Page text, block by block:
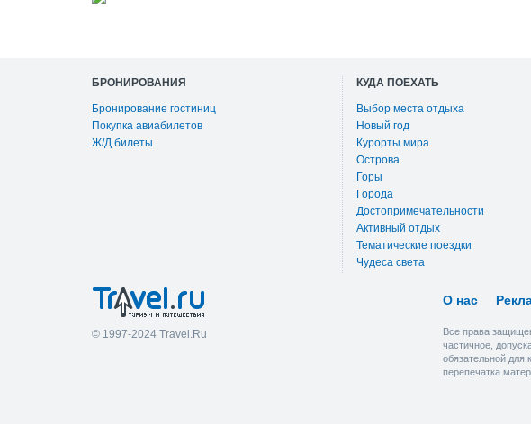
БРОНИРОВАНИЯ
Бронирование гостиниц
Покупка авиабилетов
Ж/Д билеты
КУДА ПОЕХАТЬ
Выбор места отдыха
Новый год
Курорты мира
Острова
Горы
Города
Достопримечательности
Активный отдых
Тематические поездки
Чудеса света
© 1997-2024 Travel.Ru
О нас
Все права
частичное,
обязательной для
перепечатка